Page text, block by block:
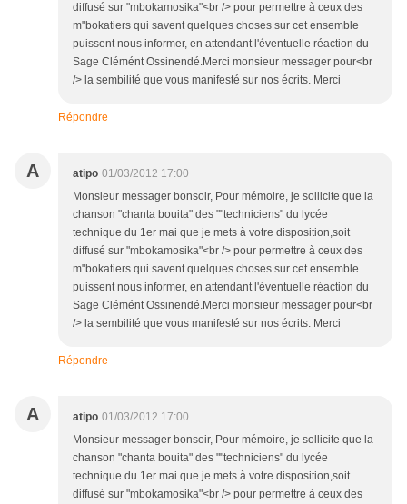
diffusé sur "mbokamosika"<br /> pour permettre à ceux des
m"bokatiers qui savent quelques choses sur cet ensemble
puissent nous informer, en attendant l'éventuelle réaction du
Sage Clémént Ossinendé.Merci monsieur messager pour<br
/> la sembilité que vous manifesté sur nos écrits. Merci
Répondre
A atipo 01/03/2012 17:00
Monsieur messager bonsoir, Pour mémoire, je sollicite que la
chanson "chanta bouita" des ""techniciens" du lycée
technique du 1er mai que je mets à votre disposition,soit
diffusé sur "mbokamosika"<br /> pour permettre à ceux des
m"bokatiers qui savent quelques choses sur cet ensemble
puissent nous informer, en attendant l'éventuelle réaction du
Sage Clémént Ossinendé.Merci monsieur messager pour<br
/> la sembilité que vous manifesté sur nos écrits. Merci
Répondre
A atipo 01/03/2012 17:00
Monsieur messager bonsoir, Pour mémoire, je sollicite que la
chanson "chanta bouita" des ""techniciens" du lycée
technique du 1er mai que je mets à votre disposition,soit
diffusé sur "mbokamosika"<br /> pour permettre à ceux des